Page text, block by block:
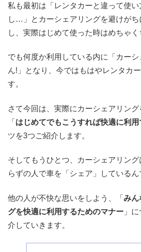
私も最初は「レンタカーと違って使
し…」とカーシェアリングを避けがち
し、実際はじめて使った時はめちゃく
でも何度か利用している内に「カー
ん!」となり、今ではもはやレンタカ
す。
さて今回は、実際にカーシェアリン
「 はじめてでもこうすれば快適に利用
ツを3つご紹介します。
そしてもうひとつ、カーシェアリン
らずの人で車を「シェア」しているん
他の人が不快な思いをしよう、「 みん
グを快適に利用するためのマナー 」
介していきます。